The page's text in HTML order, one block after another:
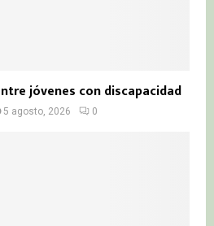
jóvenes con discapacidad
5 agosto, 2026 0